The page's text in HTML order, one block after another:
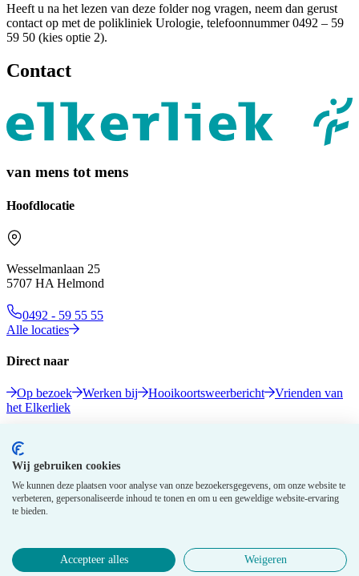
Wij gebruiken cookies
We kunnen deze plaatsen voor analyse van onze bezoekersgegevens, om onze website te
verbeteren, gepersonaliseerde inhoud te tonen en om u een geweldige website-ervaring
te bieden.
Accepteer alles Weigeren
Heeft u na het lezen van deze folder nog vragen, neem dan gerust
contact op met de polikliniek Urologie, telefoonnummer 0492 – 59
59 50 (kies optie 2).
Contact
van mens tot mens
Hoofdlocatie
Wesselmanlaan 25
5707 HA Helmond
0492 - 59 55 55
Alle locaties
Direct naar
Op bezoek Werken bij Hooikoortsweerbericht
Vrienden van
het Elkerliek
Volg ons